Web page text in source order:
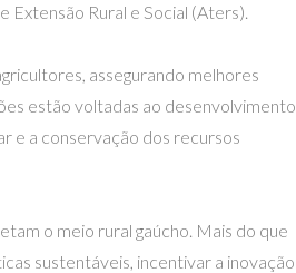
Extensão Rural e Social (Aters).
assegurando melhores
estão voltadas ao desenvolvimento
e a conservação dos recursos
o meio rural gaúcho. Mais do que
sustentáveis, incentivar a inovação